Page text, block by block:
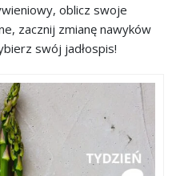
oblicz swoje
, zacznij zmianę nawyków
swój jadłospis!